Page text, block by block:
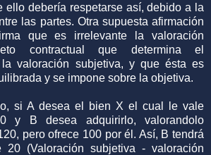
ello debería respetarse así, debido a la
las partes. Otra supuesta afirmación
que es irrelevante la valoración
contractual que determina el
valoración subjetiva, y que ésta es
y se impone sobre la objetiva.
si A desea el bien X el cual le vale
y B desea adquirirlo, valorandolo
pero ofrece 100 por él. Así, B tendrá
20 (Valoración subjetiva - valoración